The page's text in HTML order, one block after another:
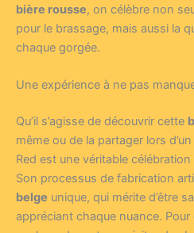
bière rousse, on célèbre non
pour le brassage, mais aussi la
chaque gorgée.
Une expérience à ne pas
Qu’il s’agisse de découvrir cette
même ou de la partager lors
Red est une véritable
Son processus de fabrication
belge unique, qui mérite d’être
appréciant chaque nuance.